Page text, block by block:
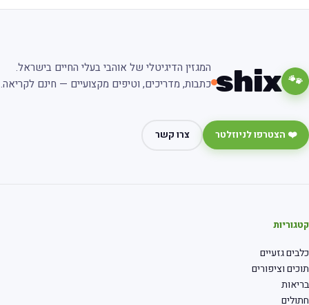
🐾
shix
המגזין הדיגיטלי של אוהבי בעלי החיים בישראל.
כתבות, מדריכים, וטיפים מקצועיים — חינם לקריאה.
❤️ הצטרפו לניוזלטר צרו קשר
גזעיים
וציפורים